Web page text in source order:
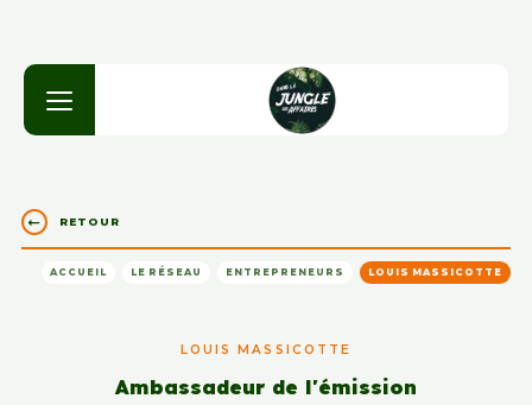
RETOUR
ACCUEIL LE RÉSEAU ENTREPRENEURS LOUIS MASSICOTTE
LOUIS MASSICOTTE
Ambassadeur de l'émission